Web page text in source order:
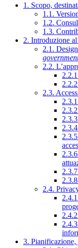
1. Scopo,
1.1.
1.2.
1.3.
2. Introduzione
2.1.
2.2.
2.3.
2.4.
3. Pianificazione,